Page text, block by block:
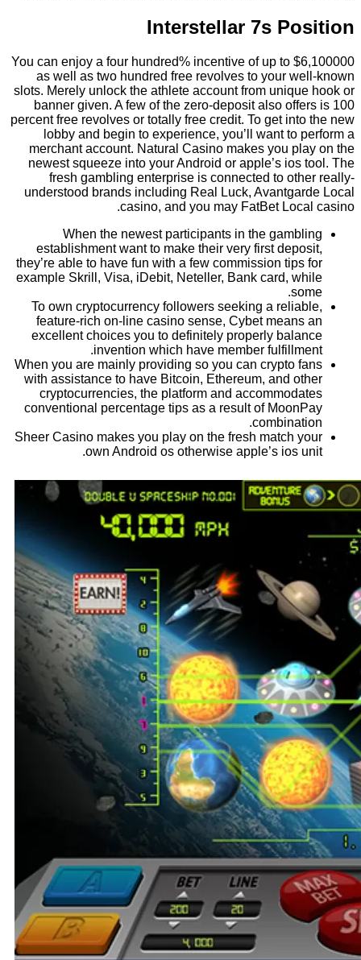
Interstellar 7s Position
You can enjoy a four hundred% incentive of up to $6,100000
as well as two hundred free revolves to your well-known
slots. Merely unlock the athlete account from unique hook or
banner given. A few of the zero-deposit also offers is 100
percent free revolves or totally free credit. To get into the new
lobby and begin to experience, you’ll want to perform a
merchant account. Natural Casino makes you play on the
newest squeeze into your Android or apple’s ios tool. The
fresh gambling enterprise is connected to other really-
understood brands including Real Luck, Avantgarde Local
casino, and you may FatBet Local casino.
When the newest participants in the gambling
establishment want to make their very first deposit,
they’re able to have fun with a few commission tips for
example Skrill, Visa, iDebit, Neteller, Bank card, while
some.
To own cryptocurrency followers seeking a reliable,
feature-rich on-line casino sense, Cybet means an
excellent choices you to definitely properly balance
invention which have member fulfillment.
When you are mainly providing so you can crypto fans
with assistance to have Bitcoin, Ethereum, and other
cryptocurrencies, the platform and accommodates
conventional percentage tips as a result of MoonPay
combination.
Sheer Casino makes you play on the fresh match your
own Android os otherwise apple’s ios unit.